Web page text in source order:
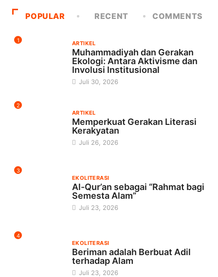
POPULAR RECENT COMMENTS
1 ARTIKEL
Muhammadiyah dan Gerakan
Ekologi: Antara Aktivisme dan
Involusi Institusional
Juli 30, 2026
2
ARTIKEL
Memperkuat Gerakan Literasi
Kerakyatan
Juli 26, 2026
3
EKOLITERASI
Al-Qur’an sebagai “Rahmat bagi
Semesta Alam”
Juli 23, 2026
4
EKOLITERASI
Beriman adalah Berbuat Adil
terhadap Alam
Juli 23, 2026